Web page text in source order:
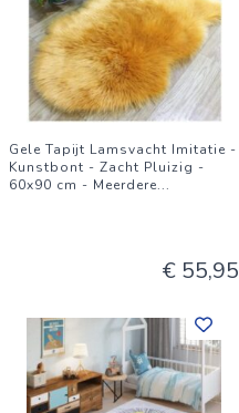
Gele Tapijt Lamsvacht Imitatie -
Kunstbont - Zacht Pluizig -
60x90 cm - Meerdere...
€ 55,95